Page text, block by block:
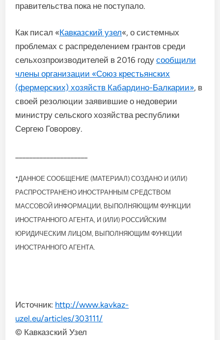
правительства пока не поступало.
Как писал «Кавказский узел«, о системных
проблемах с распределением грантов среди
сельхозпроизводителей в 2016 годусообщили
члены организации «Союз крестьянских
(фермерских) хозяйств Кабардино-Балкарии», в
своей резолюции заявившие о недоверии
министру сельского хозяйства республики
Сергею Говорову.
*ДАННОЕ СООБЩЕНИЕ (МАТЕРИАЛ) СОЗДАНО И (ИЛИ)
РАСПРОСТРАНЕНО ИНОСТРАННЫМ СРЕДСТВОМ
МАССОВОЙ ИНФОРМАЦИИ, ВЫПОЛНЯЮЩИМ ФУНКЦИИ
ИНОСТРАННОГО АГЕНТА, И (ИЛИ) РОССИЙСКИМ
ЮРИДИЧЕСКИМ ЛИЦОМ, ВЫПОЛНЯЮЩИМ ФУНКЦИИ
ИНОСТРАННОГО АГЕНТА.
Источник: http://www.kavkaz-
uzel.eu/articles/303111/
© Кавказский Узел